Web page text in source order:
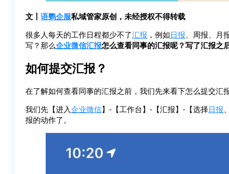
文丨 语鹦企服私域管家原创，未经授权不得转载
很多人每天的工作日程都少不了汇报 ，例如日报、周报、月
写？那么企业微信汇报怎么查看同事的汇报呢？写了汇报之
如何提交汇报？
在了解如何查看同事的汇报之前，我们先来看下怎么提交汇报
我们先【进入企业微信】-【工作台】-【汇报】-【选择日报
报的动作了。